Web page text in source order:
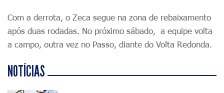
Com a derrota, o Zeca segue na zona de rebaixamento
após duas rodadas. No próximo sábado, a equipe volta
a campo, outra vez no Passo, diante do Volta Redonda.
NOTÍCIAS